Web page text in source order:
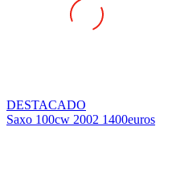
DESTACADO
Saxo 100cw 2002 1400euros